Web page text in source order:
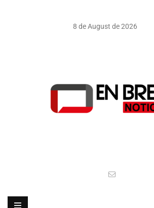
8 de August de 2026